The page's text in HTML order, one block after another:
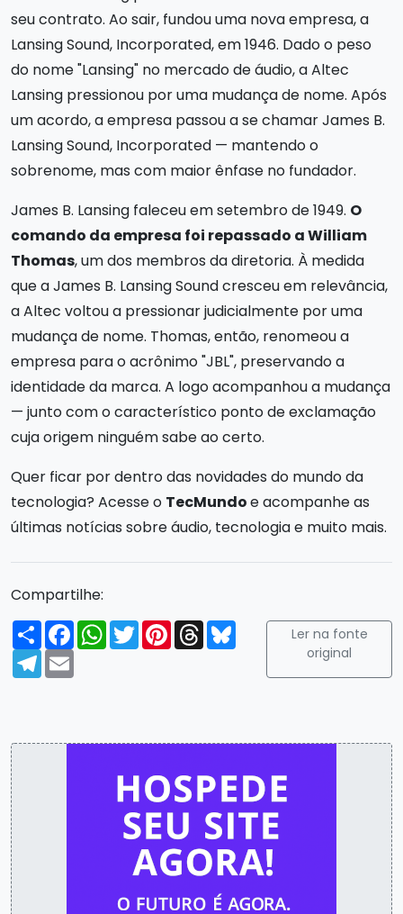
seu contrato. Ao sair, fundou uma nova empresa, a
Lansing Sound, Incorporated, em 1946. Dado o peso
do nome "Lansing" no mercado de áudio, a Altec
Lansing pressionou por uma mudança de nome. Após
um acordo, a empresa passou a se chamar James B.
Lansing Sound, Incorporated — mantendo o
sobrenome, mas com maior ênfase no fundador.
James B. Lansing faleceu em setembro de 1949. O
comando da empresa foi repassado a William
Thomas, um dos membros da diretoria. À medida
que a James B. Lansing Sound cresceu em relevância,
a Altec voltou a pressionar judicialmente por uma
mudança de nome. Thomas, então, renomeou a
empresa para o acrônimo "JBL", preservando a
identidade da marca. A logo acompanhou a mudança
— junto com o característico ponto de exclamação
cuja origem ninguém sabe ao certo.
Quer ficar por dentro das novidades do mundo da
tecnologia? Acesse o TecMundoe acompanhe as
últimas notícias sobre áudio, tecnologia e muito mais.
Compartilhe:
Compartilhar
FacebookWhatsApp
TwitterPinterest
ThreadsBluesky
Telegram
Email
Ler na fonte
original